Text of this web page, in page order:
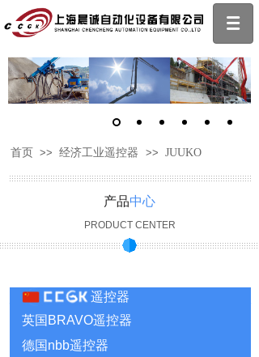
首页 >> 经济工业遥控器 >> JUUKO
产品中心
PRODUCT CENTER
遥控器
英国BRAVO遥控器
德国nbb遥控器